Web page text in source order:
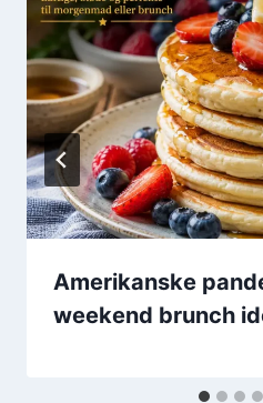
Amerikanske
weekend brunch